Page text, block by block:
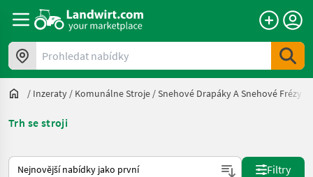
Prohledat nabídky
/ Inzeraty / Komunálne Stroje /Snehové Drapáky A Snehové Frézy
Trh se stroji
Takto se řadí nabídky na Landwirt.com
Filtry